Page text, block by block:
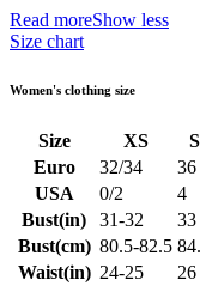
Read moreShow less
Size chart
Women's clothing size
Size XS S
Euro
32/34 36
USA
0/2 4
Bust(in)
31-32 33
Bust(cm) 80.5-82.5
Waist(in) 24-25 26